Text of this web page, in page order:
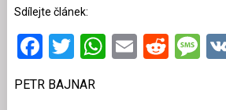
Sdílejte článek:
Facebook
Twitter
WhatsApp
Email
PETR BAJNAR